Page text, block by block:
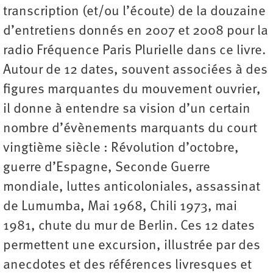
transcription (et/ou l’écoute) de la douzaine
d’entretiens donnés en 2007 et 2008 pour la
radio Fréquence Paris Plurielle dans ce livre.
Autour de 12 dates, souvent associées à des
figures marquantes du mouvement ouvrier,
il donne à entendre sa vision d’un certain
nombre d’évènements marquants du court
vingtième siècle : Révolution d’octobre,
guerre d’Espagne, Seconde Guerre
mondiale, luttes anti­coloniales, assassinat
de Lumumba, Mai 1968, Chili 1973, mai
1981, chute du mur de ­Berlin. Ces 12 dates
permettent une excursion, illustrée par des
anecdotes et des références livresques et